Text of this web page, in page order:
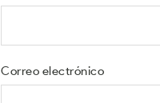
Correo electrónico